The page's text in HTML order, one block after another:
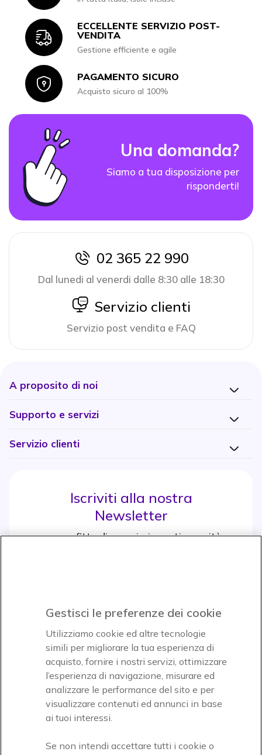
Icon
ECCELLENTE SERVIZIO POST-
VENDITA
Gestione efficiente e agile
IconPAGAMENTO SICURO
Acquisto sicuro al 100%
Una domanda?
Siamo a tua disposizione per
risponderti!
icon
02 365 22 990
Dal lunedi al venerdi dalle 8:30 alle 18:30
icon
Servizio clienti
Servizio post vendita e FAQ
A proposito di noi
Supporto e servizi
Servizio clienti
Iscriviti alla nostra
Newsletter
e approfitta di maggiori sconti e novità
Icon
Icon
Paga facilmente ed in assoluta sicurezza
Accettiamo
Gestisci le preferenze dei cookie
Utilizziamo cookie ed altre tecnologie
simili per migliorare la tua esperienza di
acquisto, fornire i nostri servizi, ottimizzare
l’esperienza di navigazione, misurare ed
analizzare le performance del sito e per
visualizzare contenuti ed annunci in base
ai tuoi interessi.
Se non intendi accettare tutti i cookie o